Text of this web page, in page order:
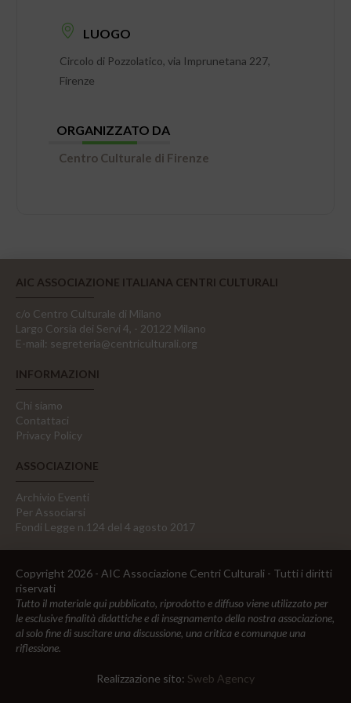
LUOGO
Circolo di Pozzolatico, via Imprunetana 227,
Firenze
ORGANIZZATO DA
Centro Culturale di Firenze
AIC ASSOCIAZIONE ITALIANA CENTRI CULTURALI
c/o Centro Culturale di Milano
Largo Corsia dei Servi 4, - 20122 Milano
E-mail: segreteria@centriculturali.org
INFORMAZIONI
Chi siamo
Contattaci
Privacy Policy
ASSOCIAZIONE
Archivio Eventi
Per Associarsi
Fondi Legge n.124 del 4 agosto 2017
Copyright 2026 - AIC Associazione Centri Culturali - Tutti i diritti
riservati
Tutto il materiale qui pubblicato, riprodotto e diffuso viene utilizzato per
le esclusive finalità didattiche e di insegnamento della nostra associazione,
al solo fine di suscitare una discussione, una critica e comunque una
riflessione.
Realizzazione sito: Sweb Agency